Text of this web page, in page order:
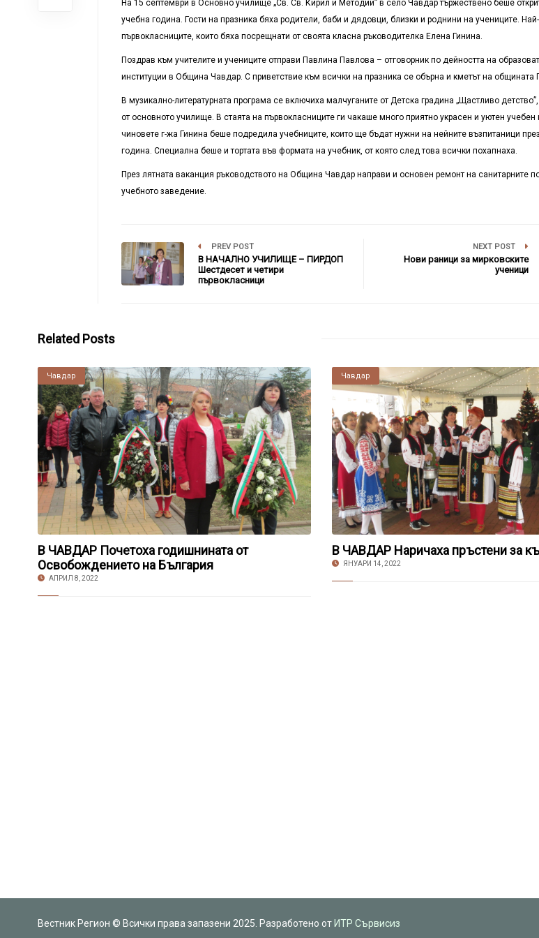
На 15 септември в Основно училище „Св. Св. Кирил и Методий” в село Чавдар тържествено беше
учебна година. Гости на празника бяха родители, баби и дядовци, близки и роднини на учениците.
първокласниците, които бяха посрещнати от своята класна ръководителка Елена Гинина.
Поздрав към учителите и учениците отправи Павлина Павлова – отговорник по дейността на
институции в Община Чавдар. С приветствие към всички на празника се обърна и кметът на общината
В музикално-литературната програма се включиха малчуганите от Детска градина „Щастливо
от основното училище. В стаята на първокласниците ги чакаше много приятно украсен и уютен учебен
чиновете г-жа Гинина беше подредила учебниците, които ще бъдат нужни на нейните възпитаници
година. Специална беше и тортата във формата на учебник, от която след това всички похапнаха.
През лятната ваканция ръководството на Община Чавдар направи и основен ремонт на санитарните
учебното заведение.
PREV POST
В НАЧАЛНО УЧИЛИЩЕ – ПИРДОП
Шестдесет и четири
първокласници
NEXT POST
Нови раници за мирковските
ученици
Related Posts
Чавдар
В ЧАВДАР Почетоха годишнината от
Освобождението на България
АПРИЛ 8, 2022
Чавдар
В ЧАВДАР Наричаха пръстени за
ЯНУАРИ 14, 2022
Вестник Регион © Всички права запазени 2025. Разработено от ИТР Сървисиз